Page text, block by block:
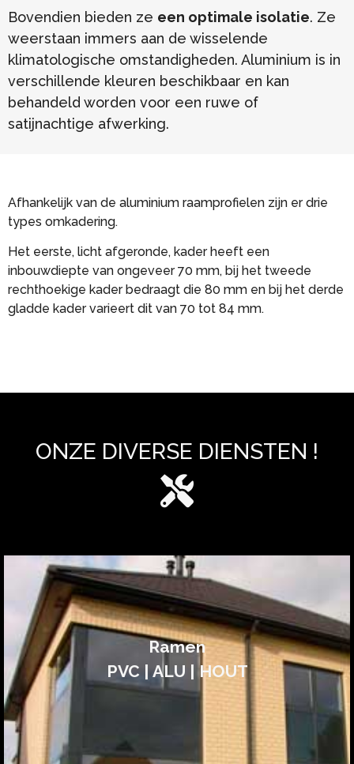
Bovendien bieden ze een optimale isolatie. Ze
weerstaan immers aan de wisselende
klimatologische omstandigheden. Aluminium is in
verschillende kleuren beschikbaar en kan
behandeld worden voor een ruwe of
satijnachtige afwerking.
Afhankelijk van de aluminium raamprofielen zijn er drie
types omkadering.
Het eerste, licht afgeronde, kader heeft een
inbouwdiepte van ongeveer 70 mm, bij het tweede
rechthoekige kader bedraagt die 80 mm en bij het derde
gladde kader varieert dit van 70 tot 84 mm.
ONZE DIVERSE DIENSTEN !
Ramen
PVC | ALU | HOUT